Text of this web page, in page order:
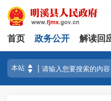
首页 政务公开 解读回